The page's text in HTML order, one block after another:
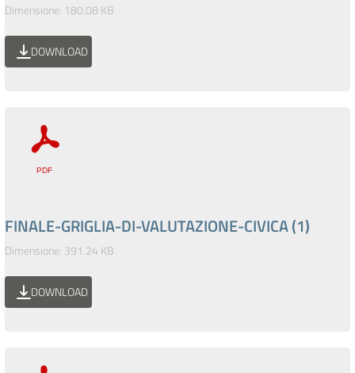
Dimensione: 180.08 KB
DOWNLOAD
FINALE-GRIGLIA-DI-VALUTAZIONE-CIVICA (1)
Dimensione: 391.24 KB
DOWNLOAD